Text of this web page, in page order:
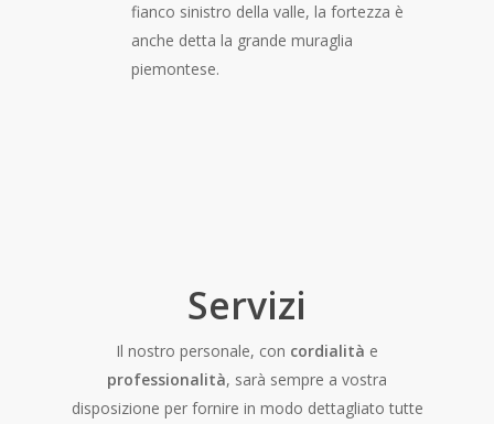
fianco sinistro della valle, la fortezza è
anche detta la grande muraglia
piemontese.
Servizi
Il nostro personale, con cordialità e
professionalità, sarà sempre a vostra
disposizione per fornire in modo dettagliato tutte